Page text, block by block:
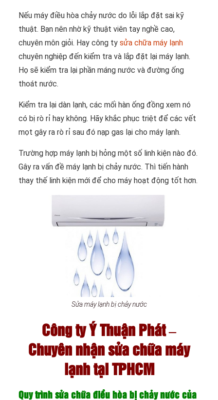
Nếu máy điều hòa chảy nước do lỗi lắp đặt sai kỹ
thuật. Bạn nên nhờ kỹ thuật viên tay nghề cao,
chuyên môn giỏi. Hay công ty sửa chữa máy lạnh
chuyên nghiệp đến kiểm tra và lắp đặt lại máy lạnh.
Họ sẽ kiểm tra lại phần máng nước và đường ống
thoát nước.
Kiểm tra lại dàn lạnh, các mối hàn ống đồng xem nó
có bị rò rỉ hay không. Hãy khắc phục triệt để các vết
mọt gây ra rò rỉ sau đó nạp gas lại cho máy lạnh.
Trường hợp máy lạnh bị hỏng một số linh kiện nào đó.
Gây ra vấn đề máy lạnh bị chảy nước. Thì tiến hành
thay thế linh kiện mới để cho máy hoạt động tốt hơn.
Sửa máy lạnh bị chảy nước
Công ty Ý Thuận Phát –
Chuyên nhận sửa chữa máy
lạnh tại TPHCM
Quy trình sửa chữa điều hòa bị chảy nước của